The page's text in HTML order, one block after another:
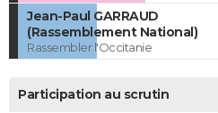
Jean-Paul GARRAUD
(Rassemblement National)
Rassembler l'Occitanie
Participation au scrutin